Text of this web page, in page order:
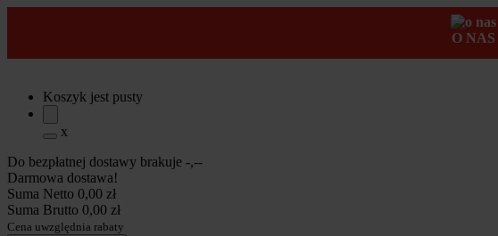
O NAS
Koszyk jest pusty
x
Do bezpłatnej dostawy brakuje -,--
Darmowa dostawa!
Suma Netto 0,00 zł
Suma Brutto 0,00 zł
Cena uwzględnia rabaty